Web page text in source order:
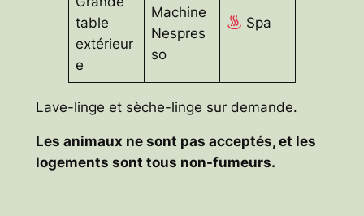
table
extérieur
e
Machine
Nespres
so
Spa
Lave-linge et sèche-linge sur demande.
Les animaux ne sont pas acceptés, et les
logements sont tous non-fumeurs.